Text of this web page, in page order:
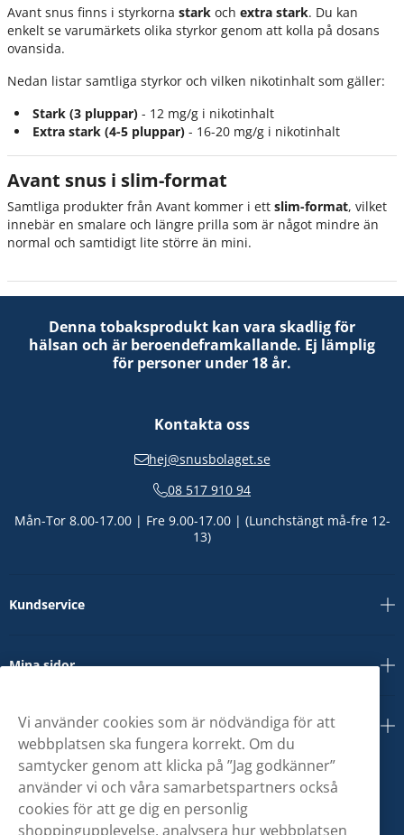
Avant snus finns i styrkorna stark och extra stark. Du kan
enkelt se varumärkets olika styrkor genom att kolla på dosans
ovansida.
Nedan listar samtliga styrkor och vilken nikotinhalt som gäller:
Stark (3 pluppar) - 12 mg/g i nikotinhalt
Extra stark (4-5 pluppar) - 16-20 mg/g i nikotinhalt
Avant snus i slim-format
Samtliga produkter från Avant kommer i ett slim-format, vilket
innebär en smalare och längre prilla som är något mindre än
normal och samtidigt lite större än mini.
Denna tobaksprodukt kan vara skadlig för
hälsan och är beroendeframkallande. Ej lämplig
för personer under 18 år.
Kontakta oss
hej@snusbolaget.se
08 517 910 94
Mån-Tor 8.00-17.00 | Fre 9.00-17.00 | (Lunchstängt må-fre 12-
13)
Kundservice
Mina sidor
Om oss
Vi använder cookies som är nödvändiga för att
webbplatsen ska fungera korrekt. Om du
samtycker genom att klicka på ”Jag godkänner”
använder vi och våra samarbetspartners också
cookies för att ge dig en personlig
shoppingupplevelse, analysera hur webbplatsen